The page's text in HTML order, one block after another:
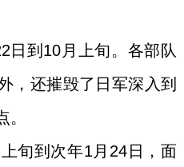
到10月上旬。各部队
，还摧毁了日军深入到
到次年1月24日，面